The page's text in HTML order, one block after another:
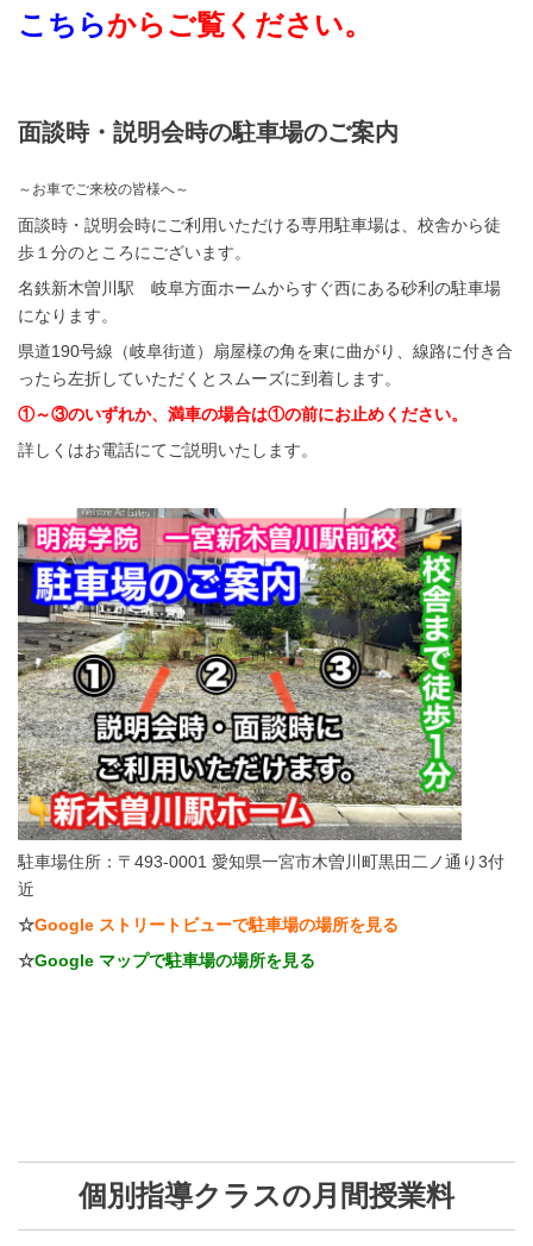
こちらからご覧ください。
面談時・説明会時の駐車場のご案内
～お車でご来校の皆様へ～
面談時・説明会時にご利用いただける専用駐車場は、校舎から徒
歩１分のところにございます。
名鉄新木曽川駅 岐阜方面ホームからすぐ西にある砂利の駐車場
になります。
県道190号線（岐阜街道）扇屋様の角を東に曲がり、線路に付き合
ったら左折していただくとスムーズに到着します。
①～③のいずれか、満車の場合は①の前にお止めください。
詳しくはお電話にてご説明いたします。
駐車場住所：〒493-0001 愛知県一宮市木曽川町黒田二ノ通り3付
近
☆Google ストリートビューで駐車場の場所を見る
☆Google マップで駐車場の場所を見る
個別指導クラスの月間授業料